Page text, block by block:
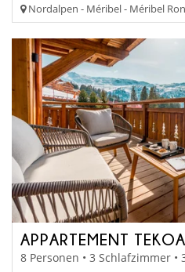
Nordalpen - Méribel - Méribel
APPARTEMENT TEKOA
8 Personen • 3 Schlafzimmer •